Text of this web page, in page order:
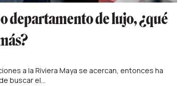
departamento de lujo, ¿qué
a la Riviera Maya se acercan, entonces ha
buscar el...